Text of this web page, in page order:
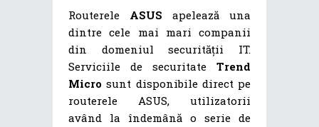
Routerele ASUS apelează una
dintre cele mai mari companii
din domeniul securității IT.
Serviciile de securitate Trend
Micro sunt disponibile direct pe
routerele ASUS, utilizatorii
având la îndemână o serie de